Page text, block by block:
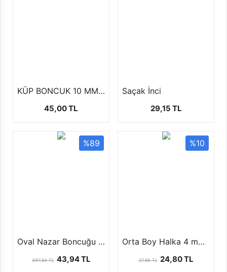
KÜP BONCUK 10 MM (100 GR)
45,00 TL
Saçak İnci
29,15 TL
%89
Oval Nazar Boncuğu 4 faklı boyutta ( 1 paket 100 ad )
397,54 TL 43,94 TL
%10
Orta Boy Halka 4 mm -1 paket (50 gr)
27,56 TL 24,80 TL